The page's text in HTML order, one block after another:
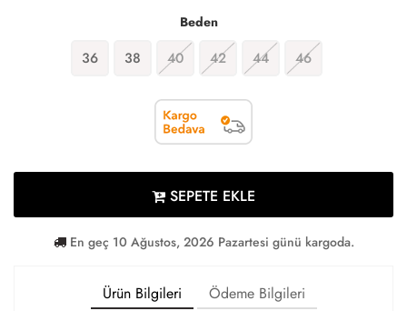
Beden
36 38 40 42 44 46
SEPETE EKLE
En geç 10 Ağustos, 2026 Pazartesi günü kargoda.
Ürün Bilgileri
Ödeme Bilgileri